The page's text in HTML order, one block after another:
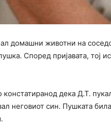
домашни животни на
Според пријавата, тој
дека Д.Т.
неговиот син. Пушката